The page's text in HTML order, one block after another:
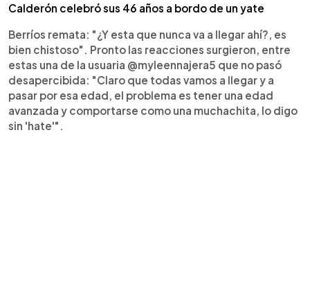
Calderón celebró sus 46 años a bordo de un yate
Berríos remata: "¿Y esta que nunca va a llegar ahí?, es
bien chistoso". Pronto las reacciones surgieron, entre
estas una de la usuaria @myleennajera5 que no pasó
desapercibida: "Claro que todas vamos a llegar y a
pasar por esa edad, el problema es tener una edad
avanzada y comportarse como una muchachita, lo digo
sin 'hate'".